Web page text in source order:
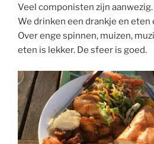
Veel componisten zijn
We drinken een drankje en eten
Over enge spinnen, muizen,
eten is lekker. De sfeer is goed.